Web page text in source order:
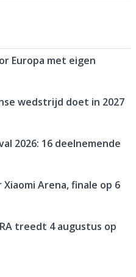
Europa met eigen
wedstrijd doet in 2027
2026: 16 deelnemende
Xiaomi Arena, finale op 6
treedt 4 augustus op